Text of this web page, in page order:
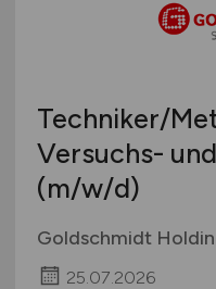
Techniker/
Versuchs-
(m/w/d)
Goldschmidt
25.07.2026